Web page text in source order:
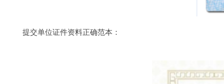
提交单位证件资料正确范本：